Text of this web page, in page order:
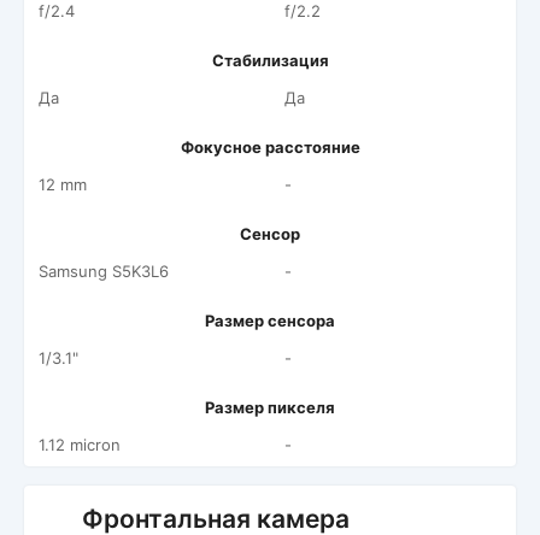
f/2.4
f/2.2
Стабилизация
Да
Да
Фокусное расстояние
12 mm
-
Сенсор
Samsung S5K3L6
-
Размер сенсора
1/3.1"
-
Размер пикселя
1.12 micron
-
Фронтальная камера